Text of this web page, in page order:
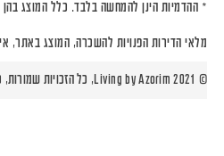
* ההדמיות הינן להמחשה בלבד. כלל המוצג
מלאי הדירות הפנויות להשכרה, המוצג באתר,
© Living by Azorim 2021, כל הזכויות שמורות, כל התמונות, ההדמיות ותוכניות הדירות הינן להמחשה בלבד |